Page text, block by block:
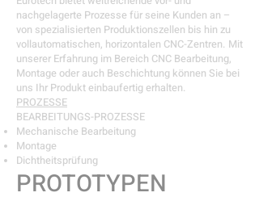
nachgelagerte Prozesse für seine Kunden an –
von spezialisierten Produktionszellen bis hin zu
vollautomatischen, horizontalen CNC-Zentren. Mit
unserer Erfahrung im Bereich CNC Bearbeitung,
Montage oder auch Beschichtung können Sie bei
uns Ihr Produkt einbaufertig erhalten.
PROZESSE
BEARBEITUNGS-PROZESSE
Mechanische Bearbeitung
Montage
Dichtheitsprüfung
PROTOTYPEN